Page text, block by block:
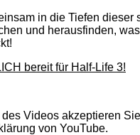
in die Tiefen dieser
und herausfinden,
bereit für Half-Life 3!
des Videos akzeptieren
von YouTube.